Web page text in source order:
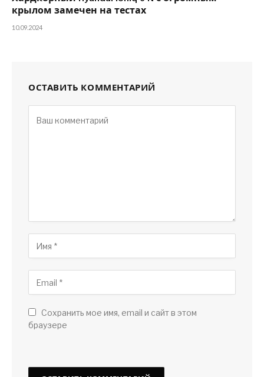
крылом замечен на тестах
10.09.2024
ОСТАВИТЬ КОММЕНТАРИЙ
Сохранить мое имя, email и сайт в этом
браузере